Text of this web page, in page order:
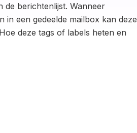
de berichtenlijst. Wanneer
een gedeelde mailbox kan deze
deze tags of labels heten en